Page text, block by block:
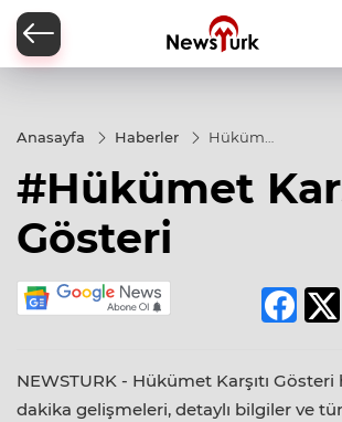
Anasayfa Haberler
Hükümet
Gösteri
#Hükümet
Gösteri
NEWSTURK - Hükümet Karşıtı
dakika gelişmeleri, detaylı bilgiler ve